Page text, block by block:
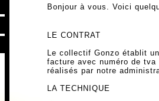
Bonjour à vous. Voici
LE CONTRAT
Le collectif Gonzo établit
facture avec numéro de
réalisés par notre
LA TECHNIQUE